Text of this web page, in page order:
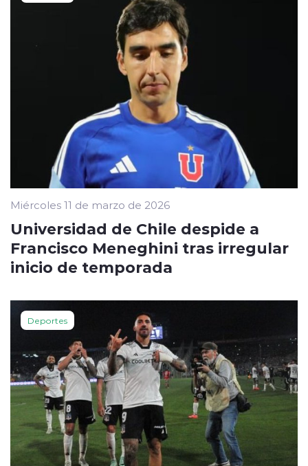
Miércoles 11 de marzo de 2026
Universidad de Chile despide a
Francisco Meneghini tras irregular
inicio de temporada
Deportes